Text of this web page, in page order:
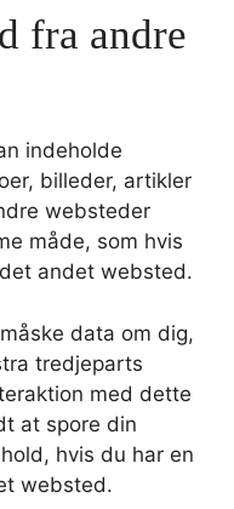
fra andre
indeholde
billeder, artikler
websteder
måde, som hvis
andet websted.
data om dig,
tredjeparts
med dette
at spore din
hvis du har en
websted.